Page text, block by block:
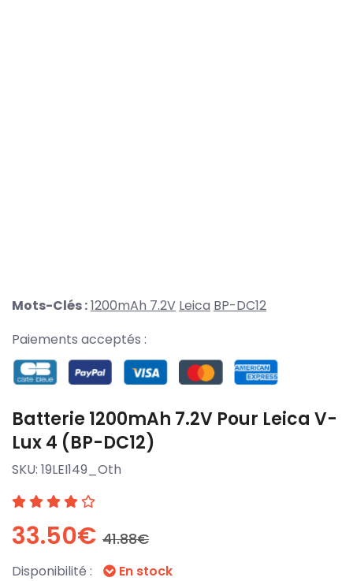
Mots-Clés :1200mAh 7.2V Leica BP-DC12
Paiements acceptés :
Batterie 1200mAh 7.2V Pour Leica V-
Lux 4 (BP-DC12)
SKU: 19LEI149_Oth
33.50€ 41.88€
Disponibilité : En stock